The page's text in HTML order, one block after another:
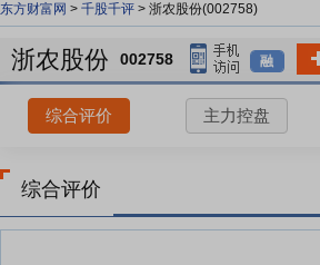
东方财富网 > 千股千评 > 浙农股份(002758)
浙农股份 002758 融
综合评价 主力控盘
综合评价